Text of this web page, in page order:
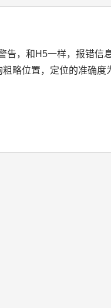
告，和H5一样，报错信
略位置，定位的准确度